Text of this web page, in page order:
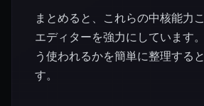
まとめると、これらの中核能力
エディターを強力にしています
う使われるかを簡単に整理する
す。